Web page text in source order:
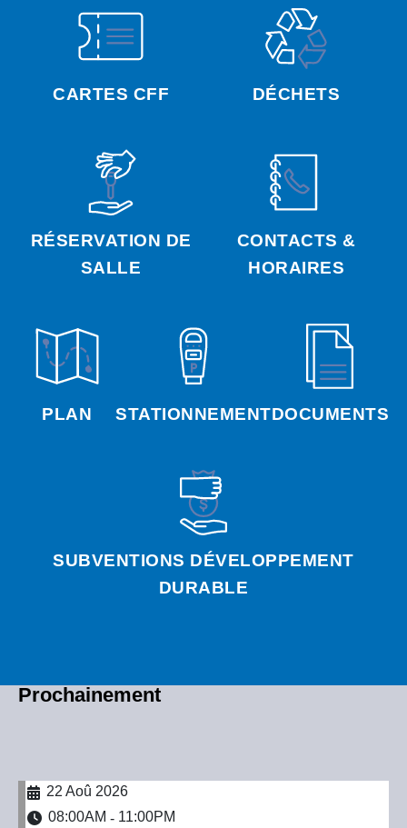
CARTES CFF DÉCHETS
RÉSERVATION DE
SALLE
CONTACTS &
HORAIRES
PLAN STATIONNEMENTDOCUMENTS
SUBVENTIONS DÉVELOPPEMENT
DURABLE
Prochainement
22 Aoû 2026
08:00AM - 11:00PM